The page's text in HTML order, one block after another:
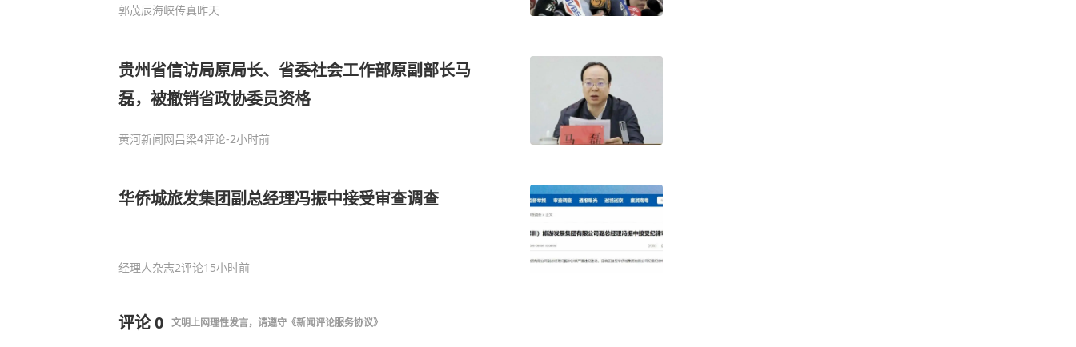
郭茂辰海峡传真昨天
贵州省信访局原局长、省委社会工作部原副部长马
磊，被撤销省政协委员资格
黄河新闻网吕梁4评论-2小时前
华侨城旅发集团副总经理冯振中接受审查调查
经理人杂志2评论15小时前
评论0 文明上网理性发言，请遵守 《新闻评论服务协议》